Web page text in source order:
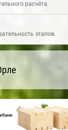
расчёта.
этапов.